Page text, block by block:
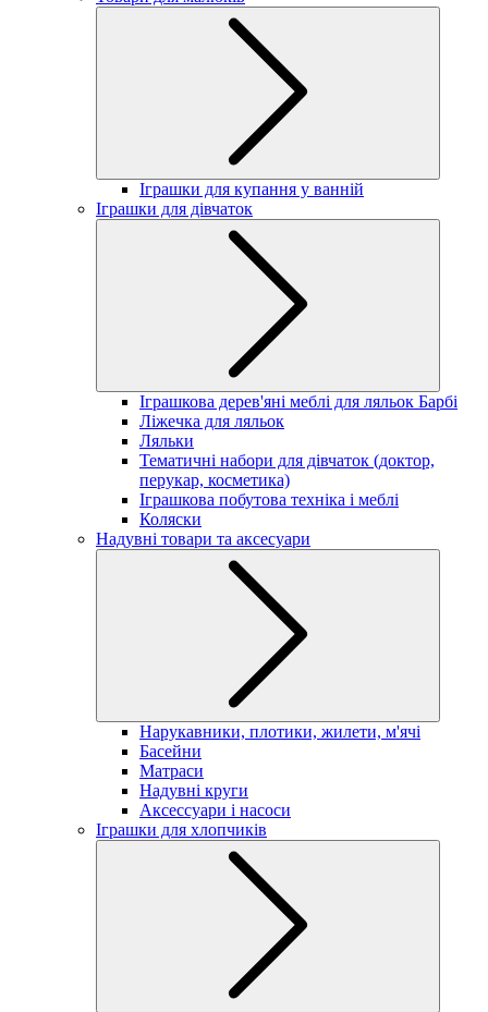
Іграшки для купання у ванній
Іграшки для дівчаток
Іграшкова дерев'яні меблі для ляльок Барбі
Ліжечка для ляльок
Ляльки
Тематичні набори для дівчаток (доктор,
перукар, косметика)
Іграшкова побутова техніка і меблі
Коляски
Надувні товари та аксесуари
Нарукавники, плотики, жилети, м'ячі
Басейни
Матраси
Надувні круги
Аксессуари і насоси
Іграшки для хлопчиків